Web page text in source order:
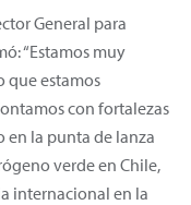
General para
“Estamos muy
que estamos
con fortalezas
en la punta de lanza
verde en Chile,
internacional en la